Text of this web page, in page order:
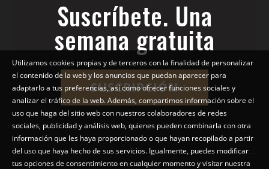
Suscríbete. Una
semana gratuita
SUSCRIPCIÓN
Utilizamos cookies propias y de terceros con la finalidad de personalizar
el contenido de la web y los anuncios que puedan aparecer para
adaptarlo a tus preferencias, así como ofrecer funciones sociales y
analizar el tráfico de la web. Además, compartimos información sobre el
uso que haga del sitio web con nuestros colaboradores de redes
sociales, publicidad y análisis web, quienes pueden combinarla con otra
información que les haya proporcionado o que hayan recopilado a partir
del uso que haya hecho de sus servicios. Igualmente, puedes modificar
tus opciones de consentimiento en cualquier momento y visitar nuestra